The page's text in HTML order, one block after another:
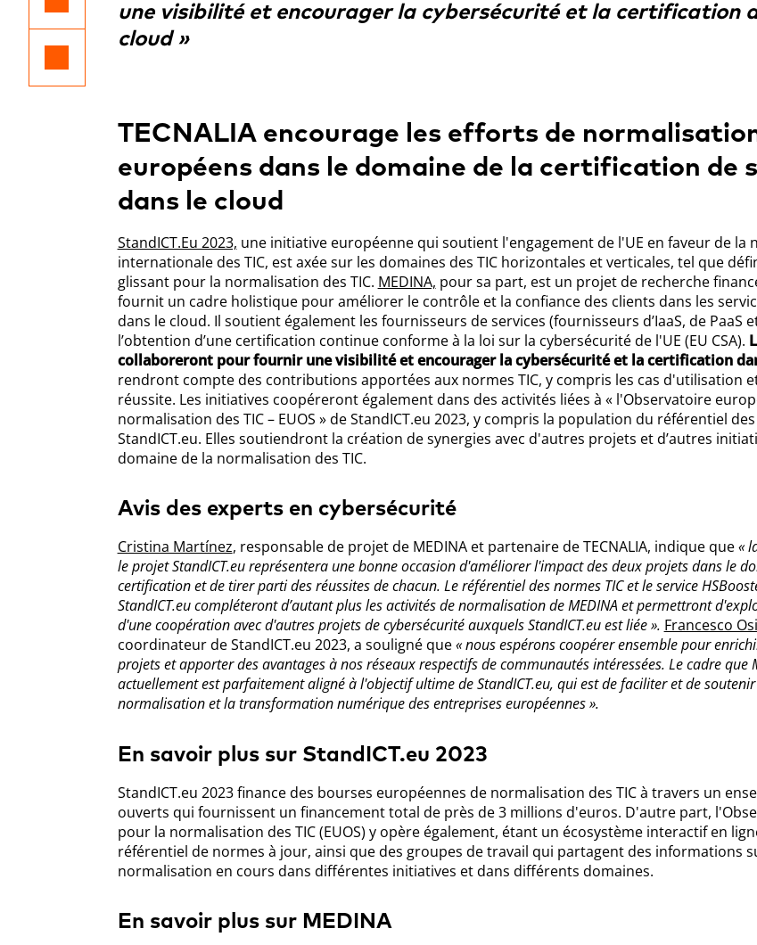
une visibilité et encourager la cybersécurité et la certification
cloud »
TECNALIA encourage les efforts de
européens dans le domaine de la certification de
dans le cloud
StandICT.Eu 2023, une initiative européenne qui soutient l'engagement de l'UE en faveur de la
internationale des TIC, est axée sur les domaines des TIC horizontales et verticales, tel que
glissant pour la normalisation des TIC. MEDINA, pour sa part, est un projet de recherche
fournit un cadre holistique pour améliorer le contrôle et la confiance des clients dans les
dans le cloud. Il soutient également les fournisseurs de services (fournisseurs d’IaaS, de PaaS
l’obtention d’une certification continue conforme à la loi sur la cybersécurité de l'UE (EU CSA).
collaboreront pour fournir une visibilité et encourager la cybersécurité et la certification
rendront compte des contributions apportées aux normes TIC, y compris les cas d'utilisation
réussite. Les initiatives coopéreront également dans des activités liées à « l'Observatoire
normalisation des TIC – EUOS » de StandICT.eu 2023, y compris la population du référentiel
StandICT.eu. Elles soutiendront la création de synergies avec d'autres projets et d’autres
domaine de la normalisation des TIC.
Avis des experts en cybersécurité
Cristina Martínez, responsable de projet de MEDINA et partenaire de TECNALIA, indique que«
le projet StandICT.eu représentera une bonne occasion d'améliorer l'impact des deux projets dans le
certification et de tirer parti des réussites de chacun. Le référentiel des normes TIC et le service
StandICT.eu compléteront d’autant plus les activités de normalisation de MEDINA et permettront
d'une coopération avec d'autres projets de cybersécurité auxquels StandICT.eu est liée ». Francesco
coordinateur de StandICT.eu 2023, a souligné que« nous espérons coopérer ensemble pour
projets et apporter des avantages à nos réseaux respectifs de communautés intéressées. Le cadre que
actuellement est parfaitement aligné à l'objectif ultime de StandICT.eu, qui est de faciliter et de
normalisation et la transformation numérique des entreprises européennes ».
En savoir plus sur StandICT.eu 2023
StandICT.eu 2023 finance des bourses européennes de normalisation des TIC à travers un
ouverts qui fournissent un financement total de près de 3 millions d'euros. D'autre part,
pour la normalisation des TIC (EUOS) y opère également, étant un écosystème interactif en
référentiel de normes à jour, ainsi que des groupes de travail qui partagent des informations
normalisation en cours dans différentes initiatives et dans différents domaines.
En savoir plus sur MEDINA